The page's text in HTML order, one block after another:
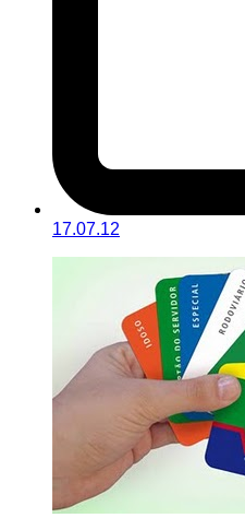
17.07.12